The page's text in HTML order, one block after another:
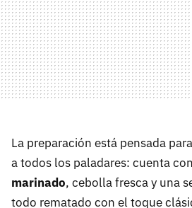
La preparación está pensada
a todos los paladares: cuenta
marinado, cebolla fresca y una
todo rematado con el toque